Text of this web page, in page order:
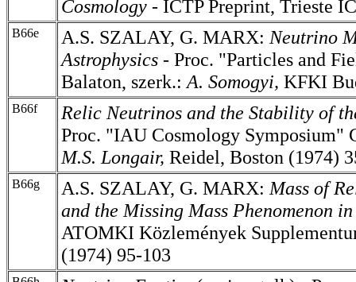
Cosmology - ICTP Preprint, Trieste
B66e A.S. SZALAY, G. MARX: Neutrino
Astrophysics - Proc. "Particles and
Balaton, szerk.: A. Somogyi, KFKI
B66f
Relic Neutrinos and the Stability of
Proc. "IAU Cosmology Symposium"
M.S. Longair, Reidel, Boston (1974)
B66g A.S. SZALAY, G. MARX: Mass of
and the Missing Mass Phenomenon
ATOMKI Közlemények
(1974) 95-103